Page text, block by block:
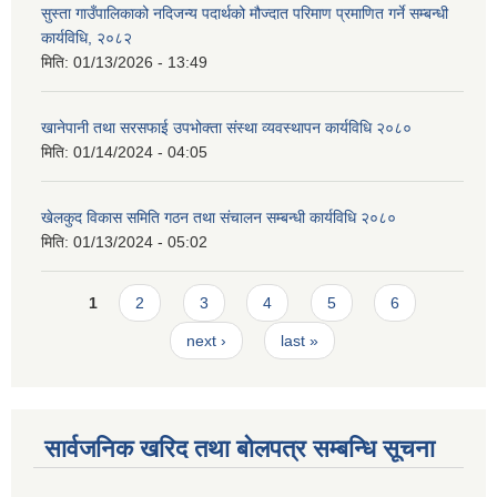
सुस्ता गाउँपालिकाको नदिजन्य पदार्थको मौज्दात परिमाण प्रमाणित गर्ने सम्बन्धी
कार्यविधि, २०८२
मिति: 01/13/2026 - 13:49
खानेपानी तथा सरसफाई उपभोक्ता संस्था व्यवस्थापन कार्यविधि २०८०
मिति: 01/14/2024 - 04:05
खेलकुद विकास समिति गठन तथा संचालन सम्बन्धी कार्यविधि २०८०
मिति: 01/13/2024 - 05:02
Pages
1 2 3 4 5 6
next › last »
सार्वजनिक खरिद तथा बोलपत्र सम्बन्धि सूचना